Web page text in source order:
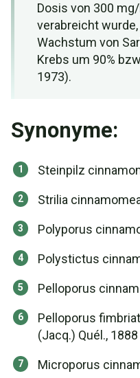
Dosis von 300
verabreicht
Wachstum von
Krebs um 90%
1973).
Synonyme:
Steinpilz
Strilia
Polyporus
Polystictus
Pelloporus
Pelloporus
(Jacq.) Quél., 1888
Microporus